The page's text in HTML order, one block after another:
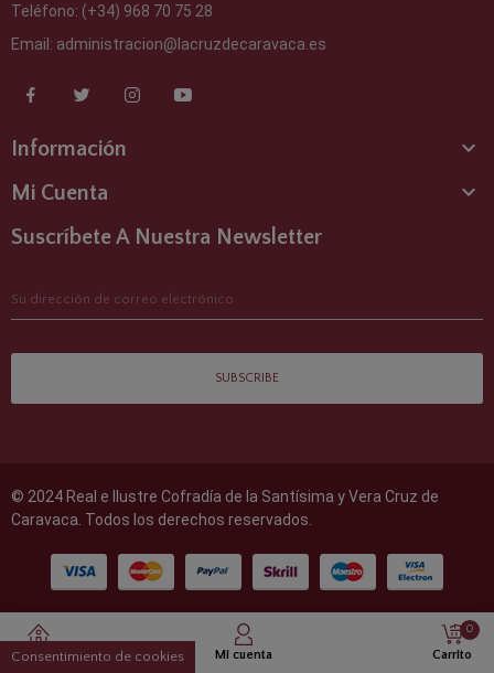
Inicio Mi cuenta
0
Carrito
Teléfono: (+34) 968 70 75 28
Email: administracion@lacruzdecaravaca.es
Información 
Mi Cuenta 
Suscríbete A Nuestra Newsletter
SUBSCRIBE
© 2024 Real e Ilustre Cofradía de la Santísima y Vera Cruz de
Caravaca. Todos los derechos reservados.
Consentimiento de cookies